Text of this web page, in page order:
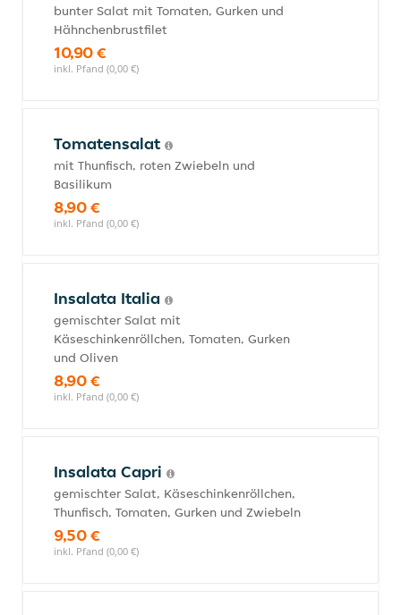
bunter Salat mit Tomaten, Gurken und
Hähnchenbrustfilet
10,90 €
inkl. Pfand (0,00 €)
Tomatensalat
mit Thunfisch, roten Zwiebeln und
Basilikum
8,90 €
inkl. Pfand (0,00 €)
Insalata Italia
gemischter Salat mit
Käseschinkenröllchen, Tomaten, Gurken
und Oliven
8,90 €
inkl. Pfand (0,00 €)
Insalata Capri
gemischter Salat, Käseschinkenröllchen,
Thunfisch, Tomaten, Gurken und Zwiebeln
9,50 €
inkl. Pfand (0,00 €)